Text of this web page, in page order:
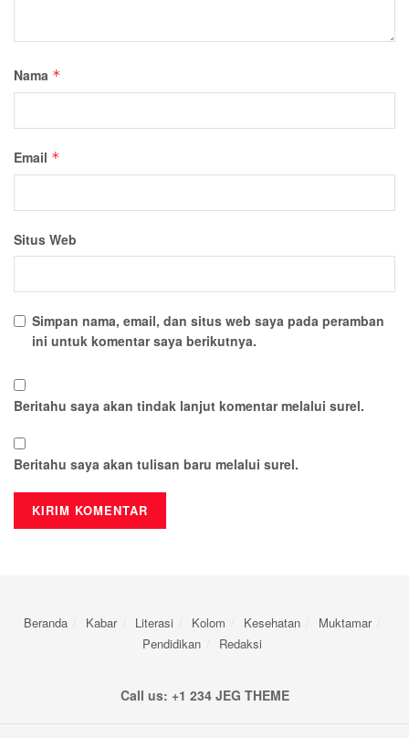
Nama *
Email *
Situs Web
Simpan nama, email, dan situs web saya pada peramban
ini untuk komentar saya berikutnya.
Beritahu saya akan tindak lanjut komentar melalui surel.
Beritahu saya akan tulisan baru melalui surel.
Beranda Kabar Literasi Kolom Kesehatan
Muktamar
Pendidikan
Redaksi
Call us: +1 234 JEG THEME